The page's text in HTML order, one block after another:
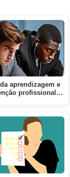
aprendizagem e
profissional…